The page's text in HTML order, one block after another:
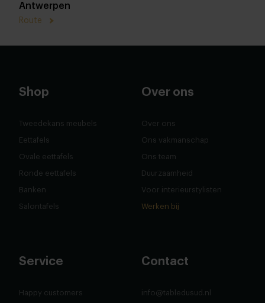
Antwerpen
Route
Shop
Tweedekans meubels
Eettafels
Ovale eettafels
Ronde eettafels
Banken
Salontafels
Over ons
Over ons
Ons vakmanschap
Ons team
Duurzaamheid
Voor interieurstylisten
Werken bij
Service
Happy customers
Contact
info@tabledusud.nl